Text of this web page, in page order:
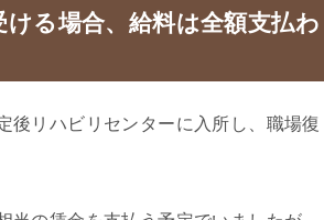
る場合、給料は全額支払わ
リハビリセンターに入所し、職場復